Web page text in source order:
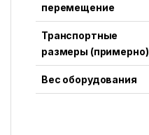
перемещение
Транспортные
размеры (примерно)
Вес оборудования